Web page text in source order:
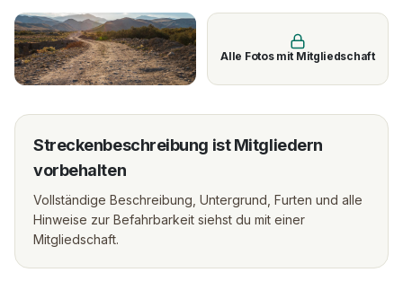
Alle Fotos mit Mitgliedschaft
Streckenbeschreibung ist Mitgliedern
vorbehalten
Vollständige Beschreibung, Untergrund, Furten und alle
Hinweise zur Befahrbarkeit siehst du mit einer
Mitgliedschaft.